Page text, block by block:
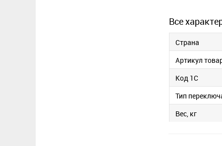
Все
Страна
Артикул
Код 1С
Тип
Вес, кг